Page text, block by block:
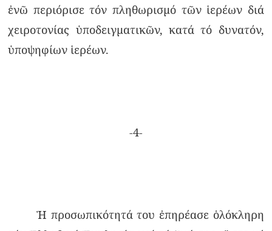
ἐνῶ περιόρισε τόν πληθωρισμό τῶν ἱερέων διά
χειροτονίας ὑποδειγματικῶν, κατά τό δυνατόν,
ὑποψηφίων ἱερέων.
-4-
Ἡ προσωπικότητά του ἐπηρέασε ὁλόκληρη